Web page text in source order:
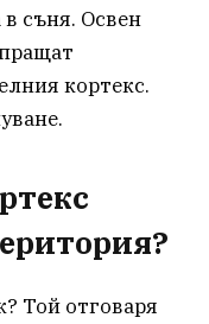
в съня. Освен
кортекс.
Той отговаря